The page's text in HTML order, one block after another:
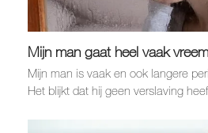
Mijn man gaat heel vaak
Mijn man is vaak en ook langere
Het blijkt dat hij geen verslaving